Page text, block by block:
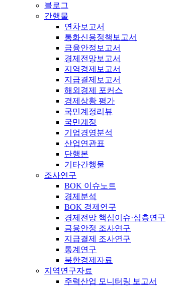
블로그
간행물
연차보고서
통화신용정책보고서
금융안정보고서
경제전망보고서
지역경제보고서
지급결제보고서
해외경제 포커스
경제상황 평가
국민계정리뷰
국민계정
기업경영분석
산업연관표
단행본
기타간행물
조사연구
BOK 이슈노트
경제분석
BOK 경제연구
경제전망 핵심이슈·심층연구
금융안정 조사연구
지급결제 조사연구
통계연구
북한경제자료
지역연구자료
주력산업 모니터링 보고서